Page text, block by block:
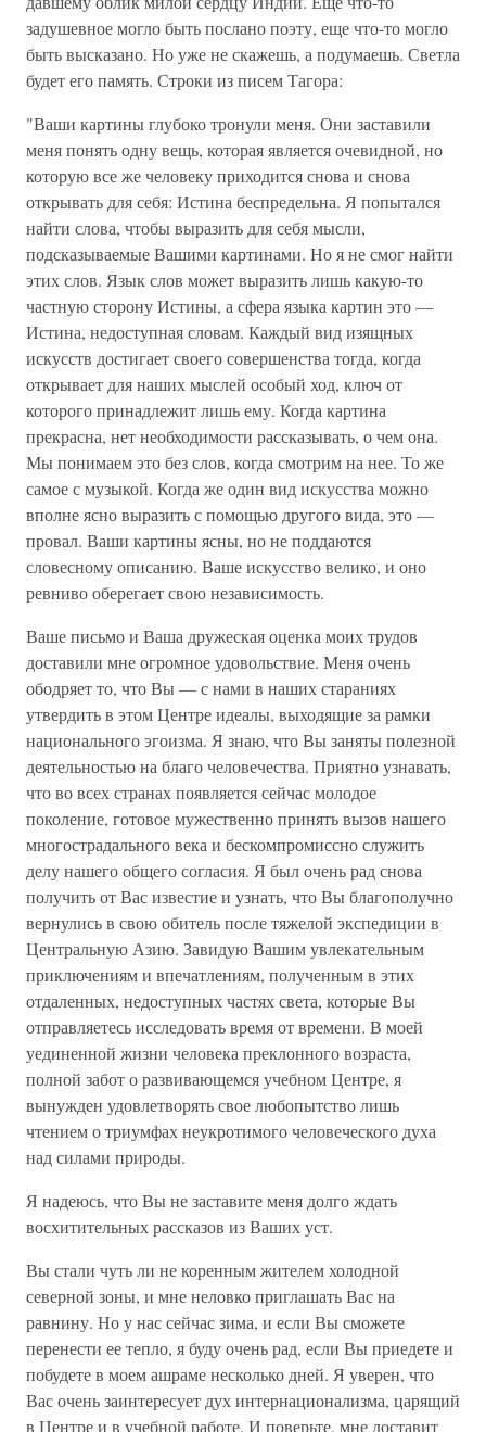
задушевное могло быть послано поэту, еще что-то могло
быть высказано. Но уже не скажешь, а подумаешь. Светла
будет его память. Строки из писем Тагора:
"Ваши картины глубоко тронули меня. Они заставили
меня понять одну вещь, которая является очевидной, но
которую все же человеку приходится снова и снова
открывать для себя: Истина беспредельна. Я попытался
найти слова, чтобы выразить для себя мысли,
подсказываемые Вашими картинами. Но я не смог найти
этих слов. Язык слов может выразить лишь какую-то
частную сторону Истины, а сфера языка картин это —
Истина, недоступная словам. Каждый вид изящных
искусств достигает своего совершенства тогда, когда
открывает для наших мыслей особый ход, ключ от
которого принадлежит лишь ему. Когда картина
прекрасна, нет необходимости рассказывать, о чем она.
Мы понимаем это без слов, когда смотрим на нее. То же
самое с музыкой. Когда же один вид искусства можно
вполне ясно выразить с помощью другого вида, это —
провал. Ваши картины ясны, но не поддаются
словесному описанию. Ваше искусство велико, и оно
ревниво оберегает свою независимость.
Ваше письмо и Ваша дружеская оценка моих трудов
доставили мне огромное удовольствие. Меня очень
ободряет то, что Вы — с нами в наших стараниях
утвердить в этом Центре идеалы, выходящие за рамки
национального эгоизма. Я знаю, что Вы заняты полезной
деятельностью на благо человечества. Приятно узнавать,
что во всех странах появляется сейчас молодое
поколение, готовое мужественно принять вызов нашего
многострадального века и бескомпромиссно служить
делу нашего общего согласия. Я был очень рад снова
получить от Вас известие и узнать, что Вы благополучно
вернулись в свою обитель после тяжелой экспедиции в
Центральную Азию. Завидую Вашим увлекательным
приключениям и впечатлениям, полученным в этих
отдаленных, недоступных частях света, которые Вы
отправляетесь исследовать время от времени. В моей
уединенной жизни человека преклонного возраста,
полной забот о развивающемся учебном Центре, я
вынужден удовлетворять свое любопытство лишь
чтением о триумфах неукротимого человеческого духа
над силами природы.
Я надеюсь, что Вы не заставите меня долго ждать
восхитительных рассказов из Ваших уст.
Вы стали чуть ли не коренным жителем холодной
северной зоны, и мне неловко приглашать Вас на
равнину. Но у нас сейчас зима, и если Вы сможете
перенести ее тепло, я буду очень рад, если Вы приедете и
побудете в моем ашраме несколько дней. Я уверен, что
Вас очень заинтересует дух интернационализма, царящий
в Центре и в учебной работе. И поверьте, мне доставит